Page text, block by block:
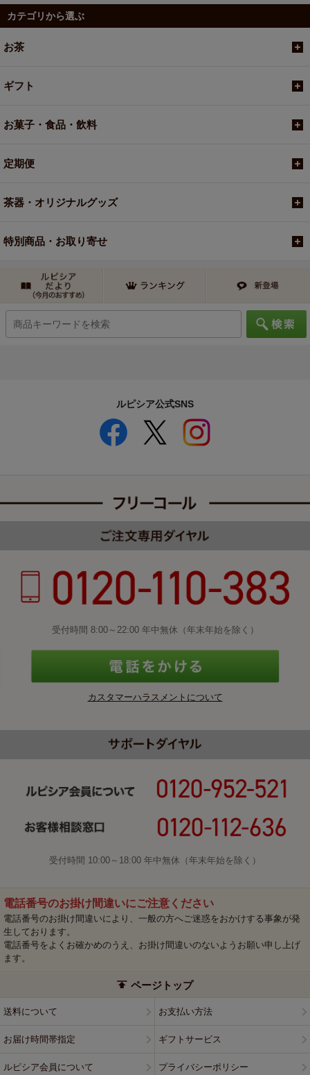
カテゴリから選ぶ
お茶
ギフト
お菓子・食品・飲料
定期便
茶器・オリジナルグッズ
特別商品・お取り寄せ
ルピシア公式SNS
受付時間 8:00～22:00 年中無休（年末年始を除く）
カスタマーハラスメントについて
受付時間 10:00～18:00 年中無休（年末年始を除く）
電話番号のお掛け間違いにご注意ください
電話番号のお掛け間違いにより、一般の方へご迷惑をおかけする事象が発
生しております。
電話番号をよくお確かめのうえ、お掛け間違いのないようお願い申し上げ
ます。
ページトップ
送料について お支払い方法
お届け時間帯指定 ギフトサービス
ルピシア会員について プライバシーポリシー